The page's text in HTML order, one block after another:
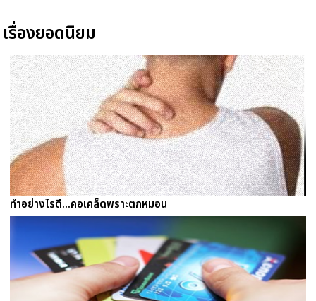
เรื่องยอดนิยม
ทำอย่างไรดี...คอเคล็ดพราะตกหมอน